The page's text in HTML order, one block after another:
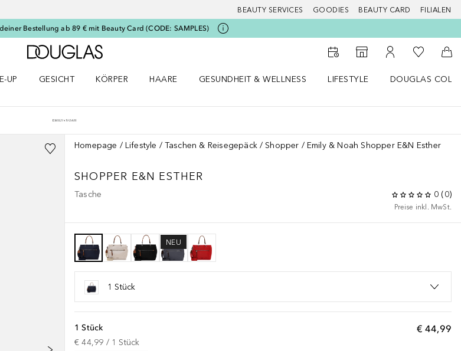
BEAUTY SERVICES GOODIES BEAUTY CARD FILIALEN
Bestellung ab 89 € mit Beauty Card (CODE: SAMPLES)
Zur Douglas Startseite
Zum Storefinder
Zu Meinem
Zu Meiner
UP
GESICHT
KÖRPER
HAARE
GESUNDHEIT & WELLNESS
LIFESTYLE
DOUGLAS
Homepage Lifestyle Taschen & Reisegepäck Shopper Emily & Noah Shopper E&N Esther
SHOPPER E&N ESTHER
Tasche 0 (0)
Preise inkl. MwSt.
NEU
1 Stück
€ 44,99
1 Stück
€ 44,99 / 1 Stück